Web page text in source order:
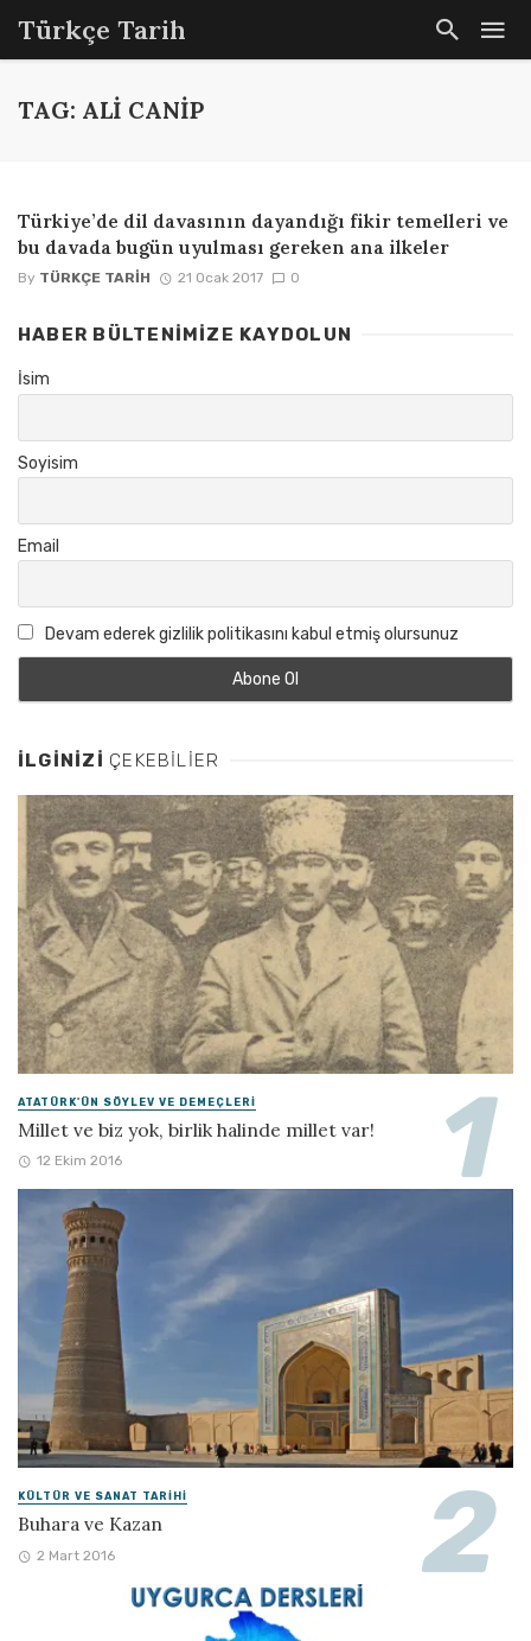
Türkçe Tarih
TAG: ALI CANIP
Türkiye’de dil davasının dayandığı fikir temelleri ve
bu davada bugün uyulması gereken ana ilkeler
By TÜRKÇE TARIH 21 Ocak 2017 0
HABER BÜLTENIMIZE KAYDOLUN
İsim
Soyisim
Email
Devam ederek gizlilik politikasını kabul etmiş olursunuz
İLGINIZI ÇEKEBILIER
ATATÜRK'ÜN SÖYLEV VE DEMEÇLERI
Millet ve biz yok, birlik halinde millet var!
12 Ekim 2016
KÜLTÜR VE SANAT TARIHI
Buhara ve Kazan
2 Mart 2016